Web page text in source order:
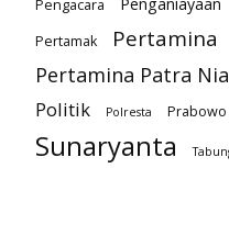
Pengacara Penganiayaan
Pertamak Pertamina
Pertamina Patra
Politik
Polresta Prabowo
Sunaryanta